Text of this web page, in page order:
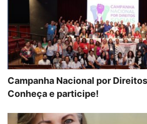
Campanha Nacional por
Conheça e participe!